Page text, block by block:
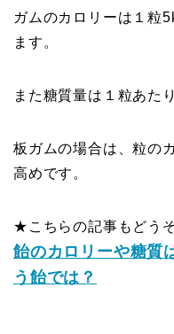
ガムのカロリーは１粒
ます。
また糖質量は１粒あた
板ガムの場合は、粒の
高めです。
★こちらの記事もどう
飴のカロリーや糖質
う飴では？